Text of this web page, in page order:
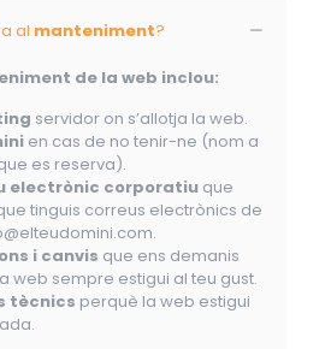
al manteniment?
de la web inclou:
servidor on s’allotja la web.
en cas de no tenir-ne (nom a
es reserva).
electrònic corporatiuque
tinguis correus electrònics de
i canvis que ens demanis
web sempre estigui al teu gust.
tècnics perquè la web estigui